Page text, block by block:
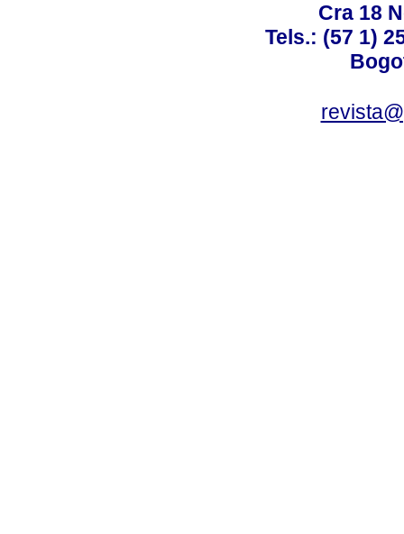
Cra 18
Tels.: (57 1)